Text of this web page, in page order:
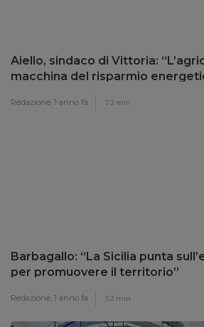
Aiello, sindaco di Vittoria:
macchina del risparmio
Redazione, 1 anno fa 2 min
Barbagallo: “La Sicilia punta
per promuovere il territorio”
Redazione, 1 anno fa 2 min